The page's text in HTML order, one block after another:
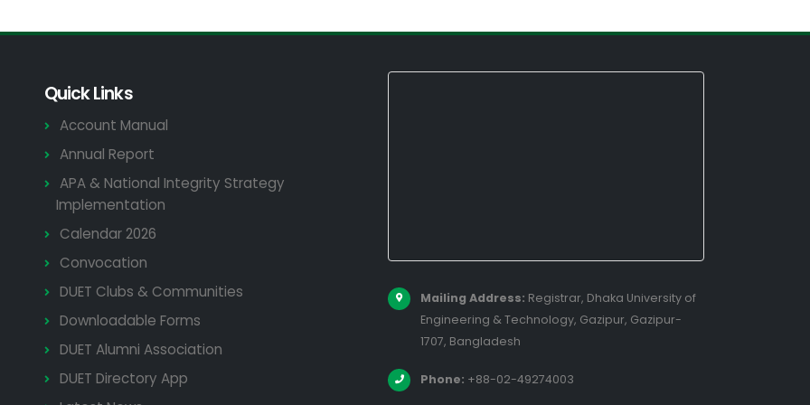
Quick Links
Account Manual
Annual Report
APA & National Integrity Strategy
Implementation
Calendar 2026
Convocation
DUET Clubs & Communities
Downloadable Forms
DUET Alumni Association
DUET Directory App
Mailing Address: Registrar, Dhaka University of
Engineering & Technology, Gazipur, Gazipur-
1707, Bangladesh
Phone: +88-02-49274003